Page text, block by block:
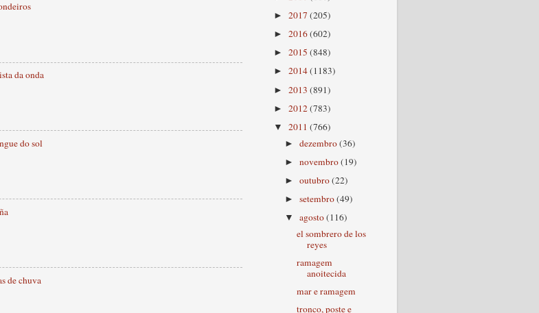
da onda
do sol
de chuva
► 2017 (205)
► 2016(602)
► 2015 (848)
► 2014(1183)
► 2013 (891)
► 2012(783)
▼ 2011 (766)
►dezembro(36)
►novembro(19)
►outubro(22)
►setembro(49)
▼agosto(116)
el sombrero de los
reyes
ramagem
anoitecida
mar e ramagem
tronco, poste e